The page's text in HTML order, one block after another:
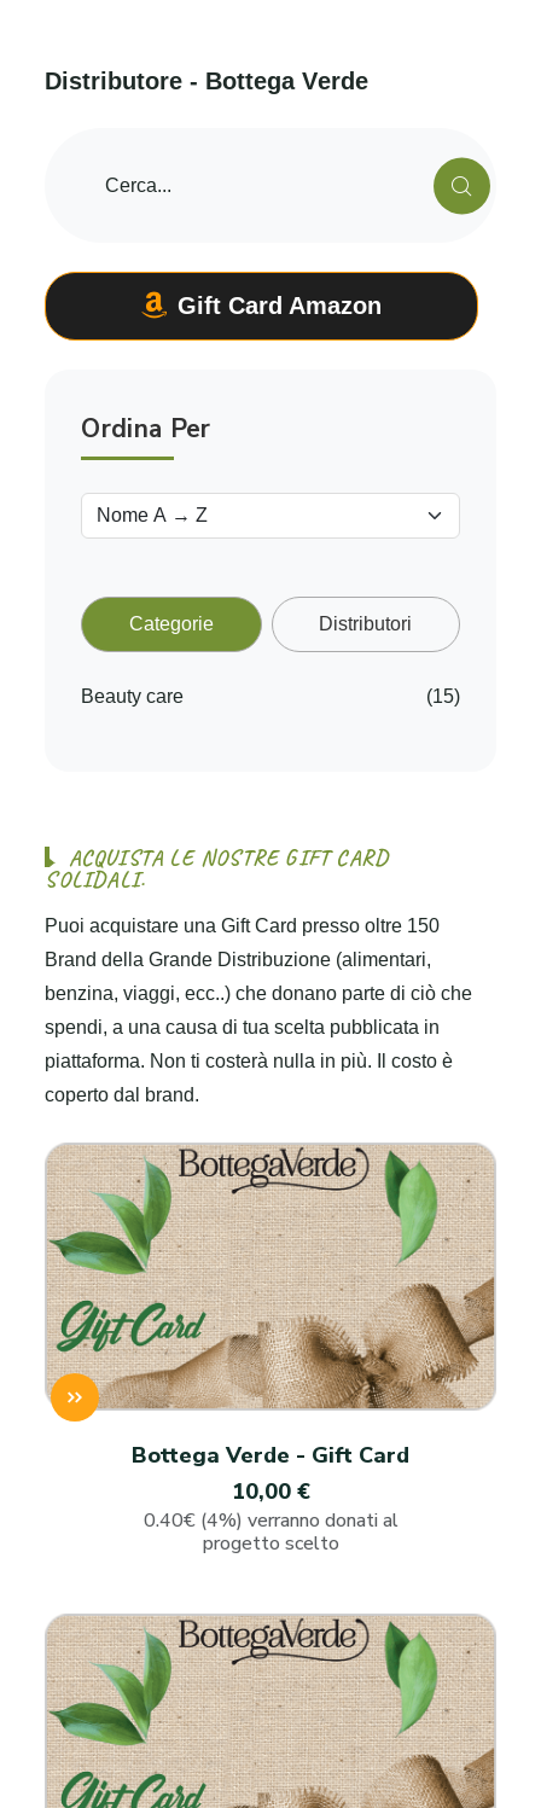
Distri butore - Bottega Verde
ACQUISTA LE NOSTRE GIFT CARD
SOLIDALI.
Puoi acquistare una Gift Card presso oltre 150
Brand della Grande Distribuzione (alimentari,
benzina, viaggi, ecc..) che donano parte di ciò che
spendi, a una causa di tua scelta pubblicata in
piattaforma. Non ti costerà nulla in più. Il costo è
coperto dal brand.
Bottega Verde - Gift Card
10,00 €
0.40€ (4%) verranno donati al
progetto scelto
Gift Card Amazon
Ordina Per
Categorie Distributori
Beauty care (15)